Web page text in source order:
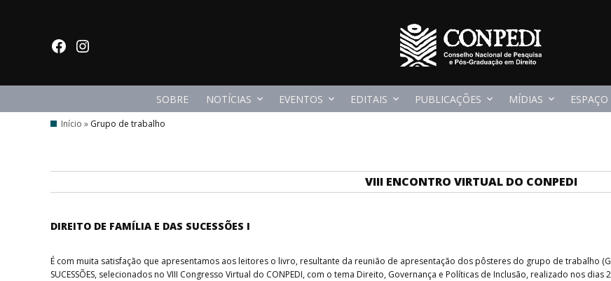
facebookInstagram
SOBRE NOTÍCIAS EVENTOS EDITAIS PUBLICAÇÕES MÍDIAS
Início » Grupo de trabalho
VIII ENCONTRO VIRTUAL DO CONPEDI
DIREITO DE FAMÍLIA E DAS SUCESSÕES I
É com muita satisfação que apresentamos aos leitores o livro, resultante da reunião de apresentação dos pôsteres do grupo de trabalho (GT)
SUCESSÕES, selecionados no VIII Congresso Virtual do CONPEDI, com o tema Direito, Governança e Políticas de Inclusão, realizado nos